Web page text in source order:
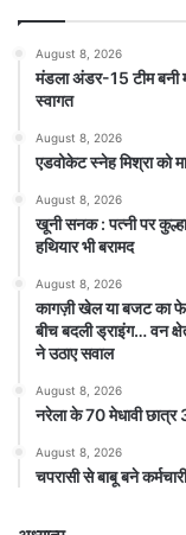
August 8, 2026
मंडला अंडर-15 टीम बनी
स्वागत
August 8, 2026
एडवोकेट स्नेह मिश्रा को
August 8, 2026
खूनी सनक : पत्नी पर
हथियार भी बरामद
August 8, 2026
कागज़ी खेल या बजट का
बीच बदली ड्राइंग… वन
ने उठाए सवाल
August 8, 2026
नरेला के 70 मेधावी छात्र
August 8, 2026
चपरासी से बाबू बने